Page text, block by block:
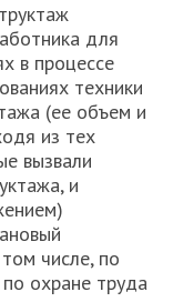
для
в процессе
техники
(ее объем и
из тех
вызвали
и
числе, по
охране труда